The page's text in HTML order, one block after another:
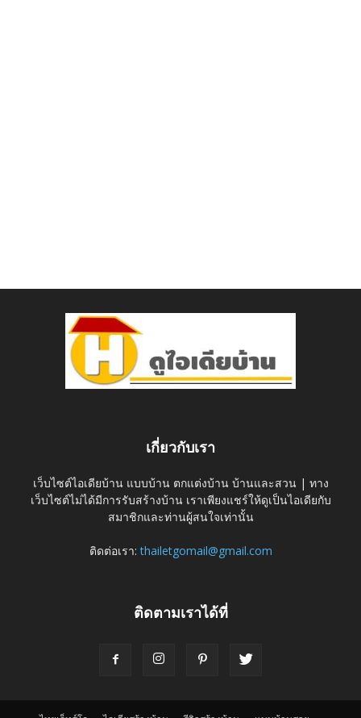
เกี่ยวกับเรา
เว็บไซต์ไอเดียบ้าน แบบบ้าน ตกแต่งบ้าน บ้านและสวน | ทาง
เว็บไซต์ไม่ได้มีการรับสร้างบ้าน เราเพียงแชร์ให้ดูเป็นไอเดียกับ
สมาชิกและท่านผู้สนใจเท่านั้น
ติดต่อเรา:thailetgomail@gmail.com
ติดตามเราได้ที่